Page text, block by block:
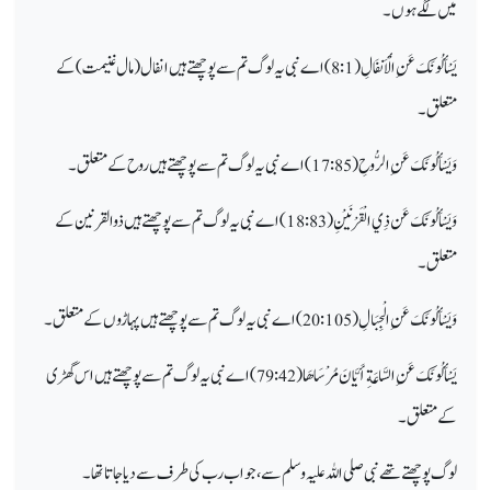
میں لگے ہوں۔
يَسْأَلُونَكَ عَنِ الْأَنفَالِ
( 8:1) اے نبی یہ لوگ تم سے پوچھتے ہیں انفال ( مال غنیمت) کے
متعلق ۔
وَيَسْأَلُونَكَ عَنِ الرُّوحِ( 17:85) اے نبی یہ لوگ تم سے پوچھتے ہیں روح کے متعلق ۔
وَيَسْأَلُونَكَ عَن ذِي الْقَرْنَيْنِ( 18:83) اے نبی یہ لوگ تم سے پوچھتے ہیں ذوالقرنین
کے
متعلق ۔
وَيَسْأَلُونَكَ عَنِ الْجِبَالِ( 20:105) اے نبی یہ لوگ تم سے پوچھتے ہیں پہاڑوں کے متعلق ۔
يَسْأَلُونَكَ عَنِ السَّاعَةِ أَيَّانَ مُرْسَاهَا
( 79:42) اے نبی یہ لوگ تم سے پوچھتے ہیں اس گھڑی
کے متعلق ۔
لوگ پوچھتے تھےنبی صلی اللہ علیہ وسلمسے، جوابرب کی طرف سے دیا جاتا تھا ۔